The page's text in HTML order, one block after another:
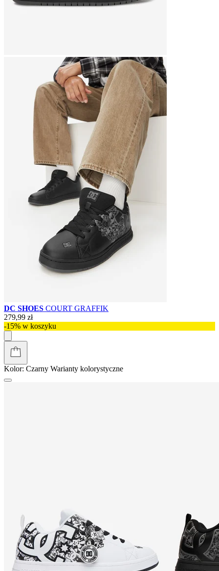
DC SHOES COURT GRAFFIK
279,99 zł
-15% w koszyku
Kolor: Czarny Warianty kolorystyczne